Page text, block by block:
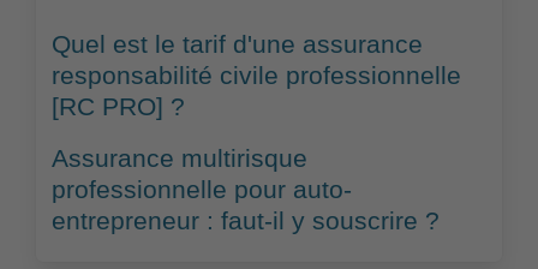
Quel est le tarif d'une assurance
responsabilité civile professionnelle
[RC PRO] ?
Assurance multirisque
professionnelle pour auto-
entrepreneur : faut-il y souscrire ?